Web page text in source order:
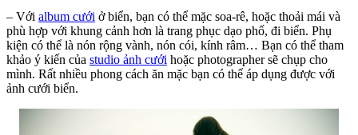
– Với album cưới ở biển, bạn có thể mặc soa-rê, hoặc thoải mái và
phù hợp với khung cảnh hơn là trang phục dạo phố, đi biển. Phụ
kiện có thể là nón rộng vành, nón cói, kính râm… Bạn có thể tham
khảo ý kiến của studio ảnh cưới hoặc photographer sẽ chụp cho
mình. Rất nhiều phong cách ăn mặc bạn có thể áp dụng được với
ảnh cưới biển.